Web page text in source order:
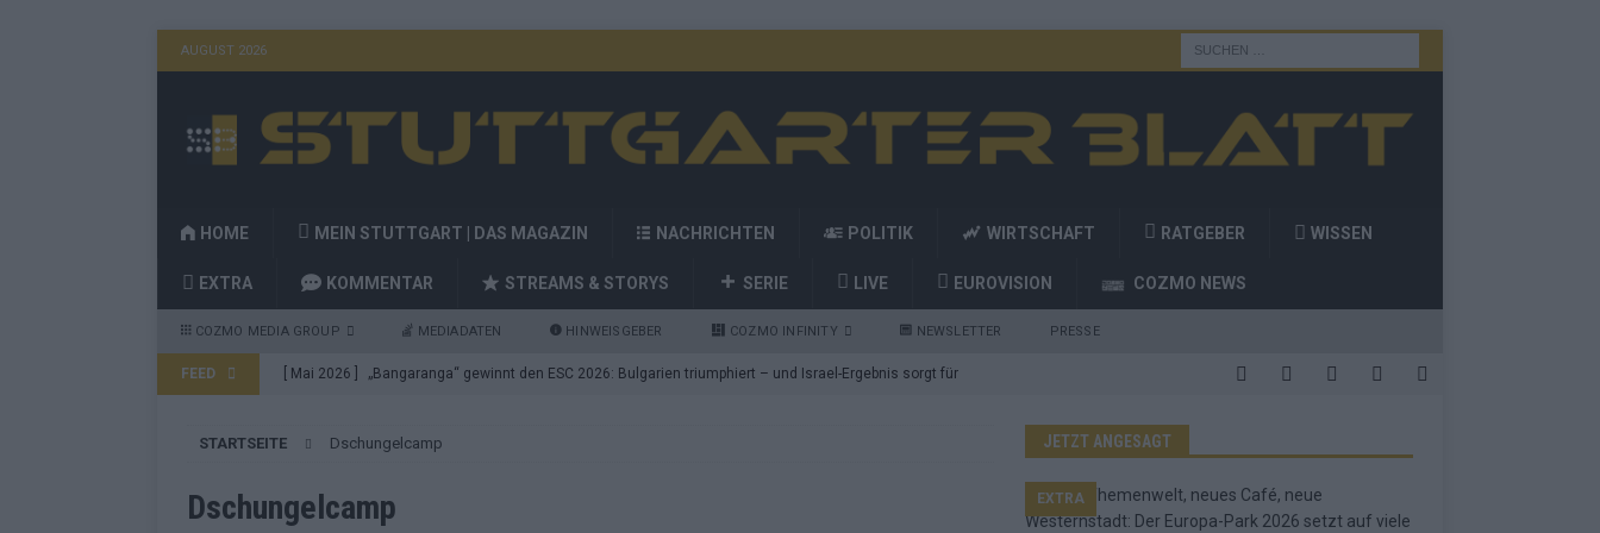
AUGUST 2026
HOME MEIN STUTTGART | DAS MAGAZIN NACHRICHTEN POLITIK WIRTSCHAFT RATGEBER WISSEN
EXTRA KOMMENTAR STREAMS & STORYS SERIE LIVE EUROVISION COZMO NEWS
COZMO MEDIA GROUP MEDIADATEN HINWEISGEBER COZMO INFINITY NEWSLETTER PRESSE
FEED [ Mai 2026 ] „Bangaranga“ gewinnt den ESC 2026: Bulgarien triumphiert – und Israel-Ergebnis sorgt für
[ Mai 2026 ] Von JJ bis Lordi: Das sind die Showacts im ESC-Finale 2026 in Wien
[ Mai 2026 ]
STARTSEITE Dschungelcamp
Dschungelcamp
JETZT ANGESAGT
EXTRA